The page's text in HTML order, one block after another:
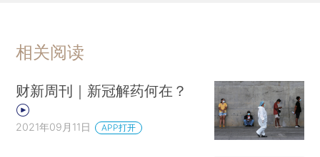
相关阅读
财新周刊｜新冠解药何在？
2021年09月11日 APP打开